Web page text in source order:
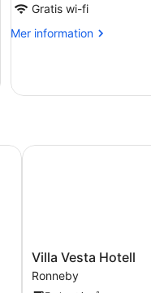
Gratis wi-fi
Mer information
Mer
Villa
Vesta
Hotell
Villa Vesta Hotell
Ronneby
Villa Vesta Hotell